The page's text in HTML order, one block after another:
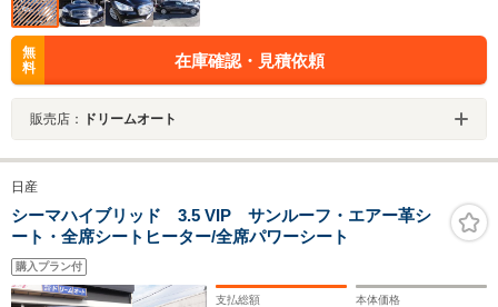
無
料
在庫確認・見積依頼
販売店： ドリームオート
日産
シーマハイブリッド 3.5 VIP サンルーフ・エアー革シ
ート・全席シートヒーター/全席パワーシート
購入プラン付
支払総額 本体価格